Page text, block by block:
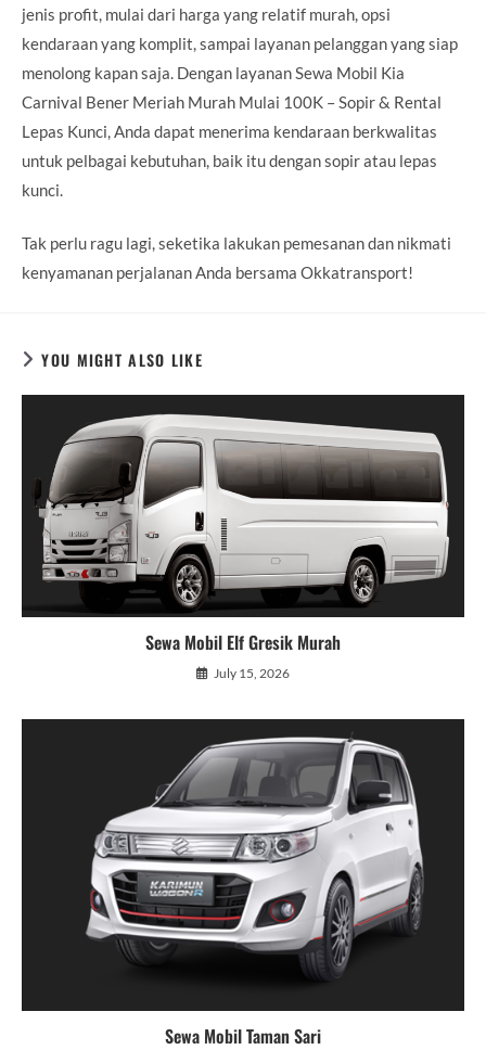
jenis profit, mulai dari harga yang relatif murah, opsi
kendaraan yang komplit, sampai layanan pelanggan yang siap
menolong kapan saja. Dengan layanan Sewa Mobil Kia
Carnival Bener Meriah Murah Mulai 100K – Sopir & Rental
Lepas Kunci, Anda dapat menerima kendaraan berkwalitas
untuk pelbagai kebutuhan, baik itu dengan sopir atau lepas
kunci.
Tak perlu ragu lagi, seketika lakukan pemesanan dan nikmati
kenyamanan perjalanan Anda bersama Okkatransport!
YOU MIGHT ALSO LIKE
Sewa Mobil Elf Gresik Murah
July 15, 2026
Sewa Mobil Taman Sari